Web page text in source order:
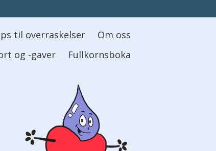
til overraskelser
Om oss
og -gaver Fullkornsboka